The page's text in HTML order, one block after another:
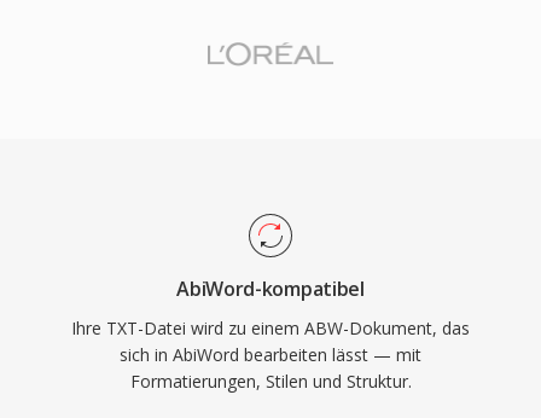
AbiWord-kompatibel
Ihre TXT-Datei wird zu einem ABW-Dokument, das
sich in AbiWord bearbeiten lässt — mit
Formatierungen, Stilen und Struktur.